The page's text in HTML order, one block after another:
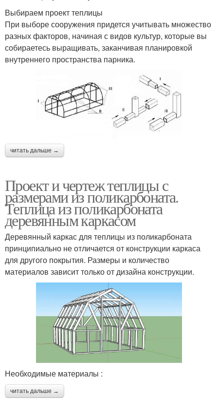
Руки из пластиковых
труб
Теплицы на каркасе
Теплицы в зависимости Зимний теплица
Выбираем проект теплицы
При выборе сооружения придется учитывать множество
разных факторов, начиная с видов культур, которые вы
собираетесь выращивать, заканчивая планировкой
внутреннего пространства парника.
читать дальше →
Проект и чертеж теплицы с
размерами из поликарбоната.
Теплица из поликарбоната
деревянным каркасом
Деревянный каркас для теплицы из поликарбоната
принципиально не отличается от конструкции каркаса
для другого покрытия. Размеры и количество
материалов зависит только от дизайна конструкции.
Необходимые материалы :
читать дальше →